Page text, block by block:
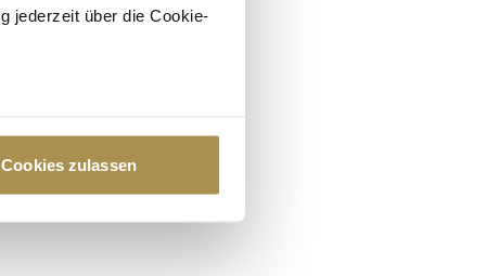
jederzeit über die Cookie-
Präferenzen im
Cookies zulassen